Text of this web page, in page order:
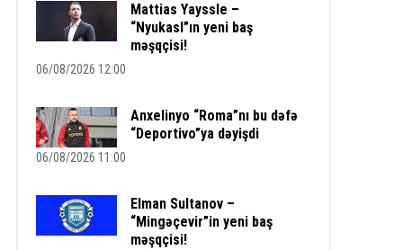
Mattias Yayssle –
“Nyukasl”ın yeni baş
məşqçisi!
06/08/2026 12:00
Anxelinyo “Roma”nı bu dəfə
“Deportivo”ya dəyişdi
06/08/2026 11:00
Elman Sultanov –
“Mingəçevir”in yeni baş
məşqçisi!